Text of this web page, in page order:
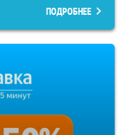
ПОДРОБНЕЕ